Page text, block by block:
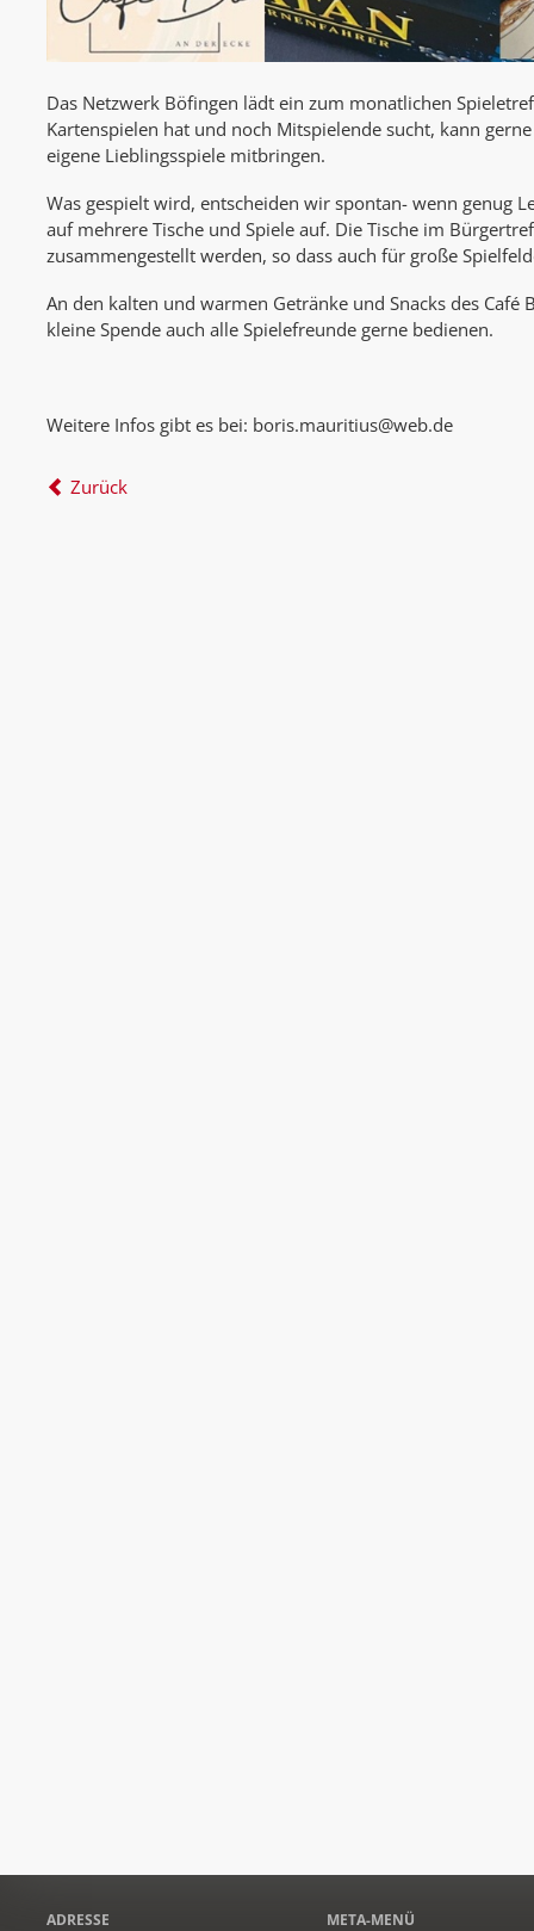
Das Netzwerk Böfingen lädt ein zum monatlichen
Kartenspielen hat und noch Mitspielende sucht, kann
eigene Lieblingsspiele mitbringen.
Was gespielt wird, entscheiden wir spontan- wenn genug
auf mehrere Tische und Spiele auf. Die Tische im
zusammengestellt werden, so dass auch für große
An den kalten und warmen Getränke und Snacks des Café
kleine Spende auch alle Spielefreunde gerne bedienen.
Weitere Infos gibt es bei: boris.mauritius@web.de
Zurück
ADRESSE META-MENÜ